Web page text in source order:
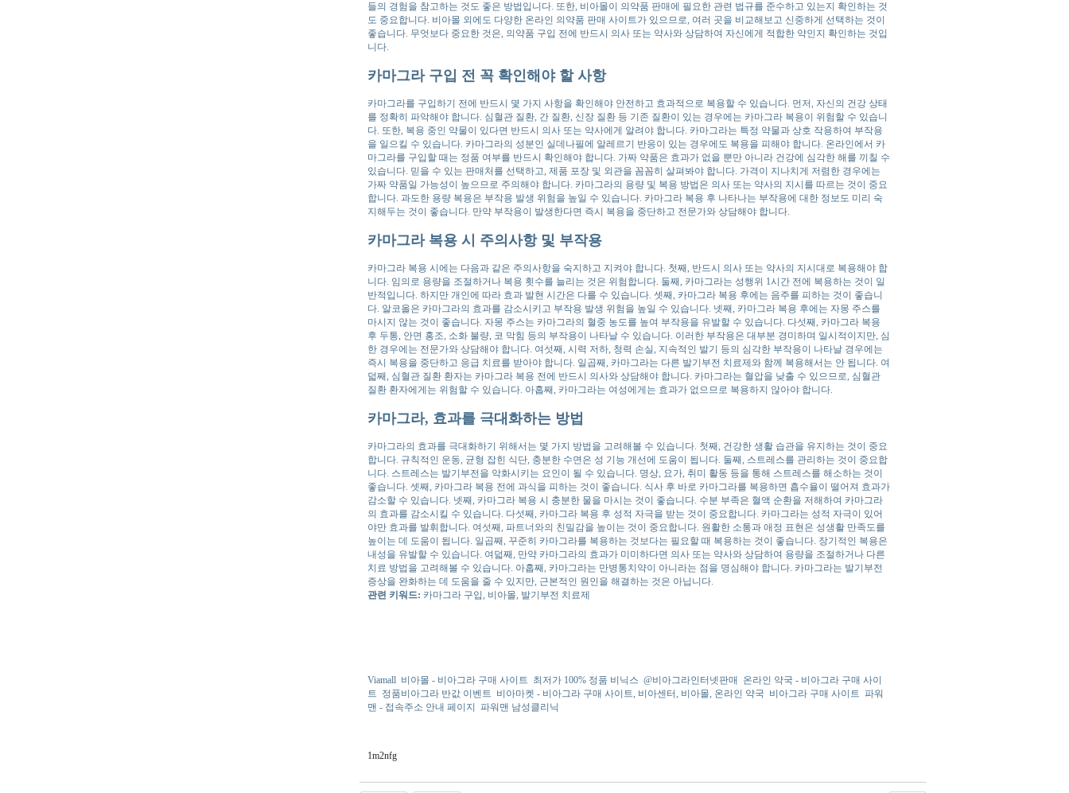
들의 경험을 참고하는 것도 좋은 방법입니다. 또한, 비아몰이 의약품 판매에 필요한 관련 법규를 준수하고 있는지 확인하는 것
도 중요합니다. 비아몰 외에도 다양한 온라인 의약품 판매 사이트가 있으므로, 여러 곳을 비교해보고 신중하게 선택하는 것이
좋습니다. 무엇보다 중요한 것은, 의약품 구입 전에 반드시 의사 또는 약사와 상담하여 자신에게 적합한 약인지 확인하는 것입
니다.
카마그라 구입 전 꼭 확인해야 할 사항
카마그라를 구입하기 전에 반드시 몇 가지 사항을 확인해야 안전하고 효과적으로 복용할 수 있습니다. 먼저, 자신의 건강 상태
를 정확히 파악해야 합니다. 심혈관 질환, 간 질환, 신장 질환 등 기존 질환이 있는 경우에는 카마그라 복용이 위험할 수 있습니
다. 또한, 복용 중인 약물이 있다면 반드시 의사 또는 약사에게 알려야 합니다. 카마그라는 특정 약물과 상호 작용하여 부작용
을 일으킬 수 있습니다. 카마그라의 성분인 실데나필에 알레르기 반응이 있는 경우에도 복용을 피해야 합니다. 온라인에서 카
마그라를 구입할 때는 정품 여부를 반드시 확인해야 합니다. 가짜 약품은 효과가 없을 뿐만 아니라 건강에 심각한 해를 끼칠 수
있습니다. 믿을 수 있는 판매처를 선택하고, 제품 포장 및 외관을 꼼꼼히 살펴봐야 합니다. 가격이 지나치게 저렴한 경우에는
가짜 약품일 가능성이 높으므로 주의해야 합니다. 카마그라의 용량 및 복용 방법은 의사 또는 약사의 지시를 따르는 것이 중요
합니다. 과도한 용량 복용은 부작용 발생 위험을 높일 수 있습니다. 카마그라 복용 후 나타나는 부작용에 대한 정보도 미리 숙
지해두는 것이 좋습니다. 만약 부작용이 발생한다면 즉시 복용을 중단하고 전문가와 상담해야 합니다.
카마그라 복용 시 주의사항 및 부작용
카마그라 복용 시에는 다음과 같은 주의사항을 숙지하고 지켜야 합니다. 첫째, 반드시 의사 또는 약사의 지시대로 복용해야 합
니다. 임의로 용량을 조절하거나 복용 횟수를 늘리는 것은 위험합니다. 둘째, 카마그라는 성행위 1시간 전에 복용하는 것이 일
반적입니다. 하지만 개인에 따라 효과 발현 시간은 다를 수 있습니다. 셋째, 카마그라 복용 후에는 음주를 피하는 것이 좋습니
다. 알코올은 카마그라의 효과를 감소시키고 부작용 발생 위험을 높일 수 있습니다. 넷째, 카마그라 복용 후에는 자몽 주스를
마시지 않는 것이 좋습니다. 자몽 주스는 카마그라의 혈중 농도를 높여 부작용을 유발할 수 있습니다. 다섯째, 카마그라 복용
후 두통, 안면 홍조, 소화 불량, 코 막힘 등의 부작용이 나타날 수 있습니다. 이러한 부작용은 대부분 경미하며 일시적이지만, 심
한 경우에는 전문가와 상담해야 합니다. 여섯째, 시력 저하, 청력 손실, 지속적인 발기 등의 심각한 부작용이 나타날 경우에는
즉시 복용을 중단하고 응급 치료를 받아야 합니다. 일곱째, 카마그라는 다른 발기부전 치료제와 함께 복용해서는 안 됩니다. 여
덟째, 심혈관 질환 환자는 카마그라 복용 전에 반드시 의사와 상담해야 합니다. 카마그라는 혈압을 낮출 수 있으므로, 심혈관
질환 환자에게는 위험할 수 있습니다. 아홉째, 카마그라는 여성에게는 효과가 없으므로 복용하지 않아야 합니다.
카마그라, 효과를 극대화하는 방법
카마그라의 효과를 극대화하기 위해서는 몇 가지 방법을 고려해볼 수 있습니다. 첫째, 건강한 생활 습관을 유지하는 것이 중요
합니다. 규칙적인 운동, 균형 잡힌 식단, 충분한 수면은 성 기능 개선에 도움이 됩니다. 둘째, 스트레스를 관리하는 것이 중요합
니다. 스트레스는 발기부전을 악화시키는 요인이 될 수 있습니다. 명상, 요가, 취미 활동 등을 통해 스트레스를 해소하는 것이
좋습니다. 셋째, 카마그라 복용 전에 과식을 피하는 것이 좋습니다. 식사 후 바로 카마그라를 복용하면 흡수율이 떨어져 효과가
감소할 수 있습니다. 넷째, 카마그라 복용 시 충분한 물을 마시는 것이 좋습니다. 수분 부족은 혈액 순환을 저해하여 카마그라
의 효과를 감소시킬 수 있습니다. 다섯째, 카마그라 복용 후 성적 자극을 받는 것이 중요합니다. 카마그라는 성적 자극이 있어
야만 효과를 발휘합니다. 여섯째, 파트너와의 친밀감을 높이는 것이 중요합니다. 원활한 소통과 애정 표현은 성생활 만족도를
높이는 데 도움이 됩니다. 일곱째, 꾸준히 카마그라를 복용하는 것보다는 필요할 때 복용하는 것이 좋습니다. 장기적인 복용은
내성을 유발할 수 있습니다. 여덟째, 만약 카마그라의 효과가 미미하다면 의사 또는 약사와 상담하여 용량을 조절하거나 다른
치료 방법을 고려해볼 수 있습니다. 아홉째, 카마그라는 만병통치약이 아니라는 점을 명심해야 합니다. 카마그라는 발기부전
증상을 완화하는 데 도움을 줄 수 있지만, 근본적인 원인을 해결하는 것은 아닙니다.
관련 키워드: 카마그라 구입, 비아몰, 발기부전 치료제
Viamall 비아몰 - 비아그라 구매 사이트 최저가 100% 정품 비닉스 @비아그라인터넷판매 온라인 약국 - 비아그라 구매 사이
트
정품비아그라 반값 이벤트 비아마켓 - 비아그라 구매 사이트, 비아센터, 비아몰, 온라인 약국 비아그라 구매 사이트 파워
맨 - 접속주소 안내 페이지 파워맨 남성클리닉
1m2nfg